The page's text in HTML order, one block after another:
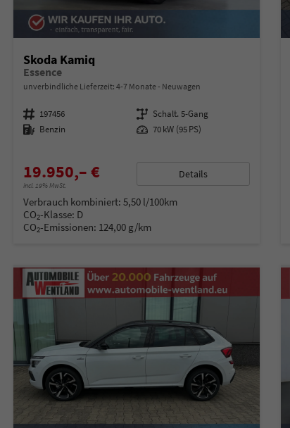
Skoda Kamiq
Essence
unverbindliche Lieferzeit: 4-7 Monate Neuwagen
Fahrzeugnummer 197456 Getriebe Schalt. 5-Gang
Kraftstoff Benzin Leistung 70 kW (95 PS)
19.950,– €
incl. 19% MwSt.
Details
Verbrauch kombiniert: 5,50 l/100km
CO2-Klasse: D
CO2-Emissionen: 124,00 g/km